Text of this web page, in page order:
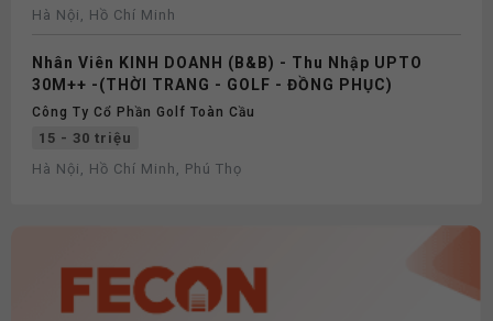
Hà Nội, Hồ Chí Minh
Nhân Viên KINH DOANH (B&B) - Thu Nhập UPTO
30M++ -(THỜI TRANG - GOLF - ĐỒNG PHỤC)
Công Ty Cổ Phần Golf Toàn Cầu
15 - 30 triệu
Hà Nội, Hồ Chí Minh, Phú Thọ